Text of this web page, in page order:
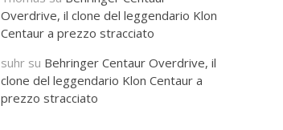
Overdrive, il clone del leggendario Klon
Centaur a prezzo stracciato
suhr su Behringer Centaur Overdrive, il
clone del leggendario Klon Centaur a
prezzo stracciato